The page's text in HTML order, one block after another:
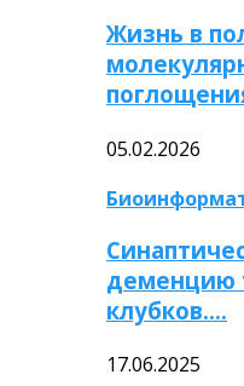
Жизнь в
05.02.2026
деменцию
клубков….
17.06.2025